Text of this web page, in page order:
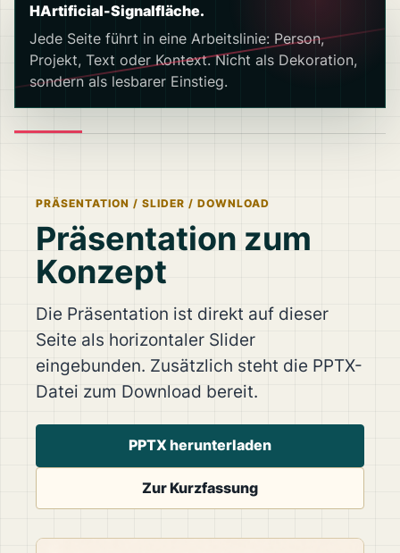
HArtificial-Signalfläche.
Jede Seite führt in eine Arbeitslinie: Person,
Projekt, Text oder Kontext. Nicht als Dekoration,
sondern als lesbarer Einstieg.
PRÄSENTATION / SLIDER / DOWNLOAD
Präsentation zum
Konzept
Die Präsentation ist direkt auf dieser
Seite als horizontaler Slider
eingebunden. Zusätzlich steht die PPTX-
Datei zum Download bereit.
PPTX herunterladen
Zur Kurzfassung